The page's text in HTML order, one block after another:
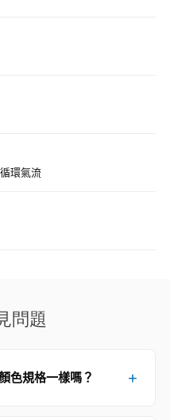
環氣流
問題
色規格一樣嗎？